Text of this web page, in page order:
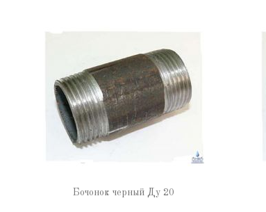
Бочонок черный Ду 20